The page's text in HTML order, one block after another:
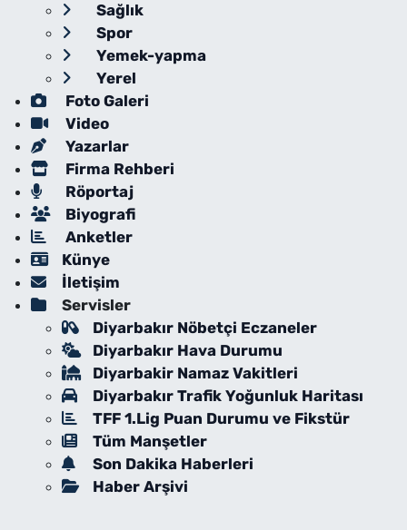
Sağlık
Spor
Yemek-yapma
Yerel
Foto Galeri
Video
Yazarlar
Firma Rehberi
Röportaj
Biyografi
Anketler
Künye
İletişim
Servisler
Diyarbakır Nöbetçi Eczaneler
Diyarbakır Hava Durumu
Diyarbakir Namaz Vakitleri
Diyarbakır Trafik Yoğunluk Haritası
TFF 1.Lig Puan Durumu ve Fikstür
Tüm Manşetler
Son Dakika Haberleri
Haber Arşivi